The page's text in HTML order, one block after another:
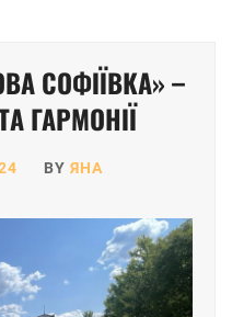
СОФІЇВКА» –
ГАРМОНІЇ
BY ЯНА